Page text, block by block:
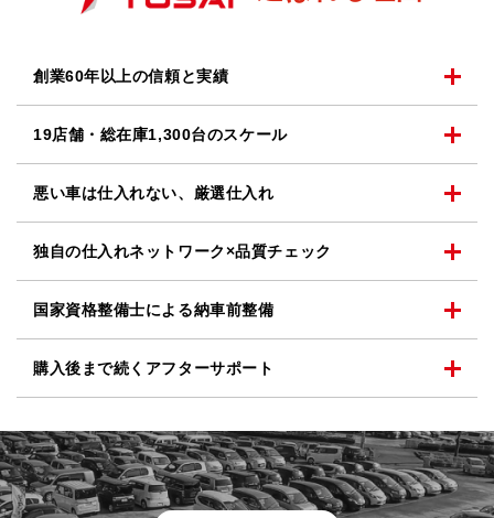
創業60年以上の信頼と実績
19店舗・総在庫1,300台のスケール
悪い車は仕入れない、 厳選仕入れ
独自の仕入れネットワーク×品質チェック
国家資格整備士による納車前整備
購入後まで続く アフターサポート